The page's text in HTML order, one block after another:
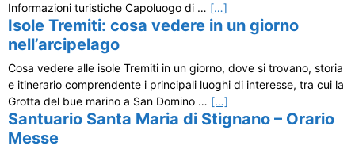
Informazioni turistiche Capoluogo di … […]
Isole Tremiti: cosa vedere in un giorno
nell’arcipelago
Cosa vedere alle isole Tremiti in un giorno, dove si trovano, storia
e itinerario comprendente i principali luoghi di interesse, tra cui la
Grotta del bue marino a San Domino … […]
Santuario Santa Maria di Stignano – Orario
Messe